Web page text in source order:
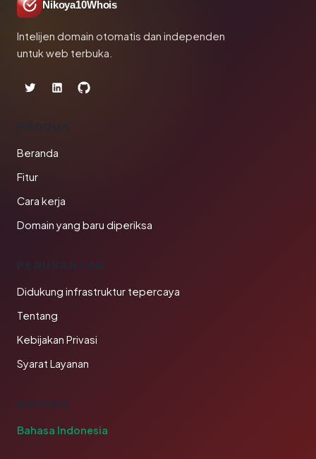
Nikoya10Whois
Intelijen domain otomatis dan independen
untuk web terbuka.
PRODUK
Beranda
Fitur
Cara kerja
Domain yang baru diperiksa
PERUSAHAAN
Didukung infrastruktur tepercaya
Tentang
Kebijakan Privasi
Syarat Layanan
BAHASA
Bahasa Indonesia